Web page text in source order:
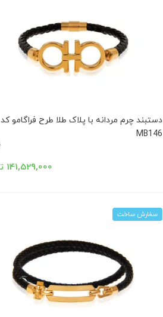
دستبند چرم مردانه با پلاک طلا طرح فراگامو کد
MB146
141,529,000 تومان
سفارش ساخت